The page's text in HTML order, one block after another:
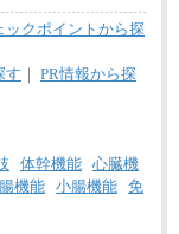
ックポイントから探
す ｜ PR情報から探
体幹機能 心臓機
機能 小腸機能 免